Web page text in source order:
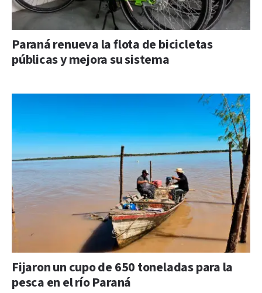
Paraná renueva la flota de bicicletas
públicas y mejora su sistema
Fijaron un cupo de 650 toneladas para la
pesca en el río Paraná